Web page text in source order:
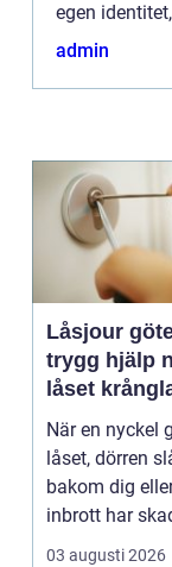
egen
borde ställa
admin
Låsjour
trygg hjälp
låset
När en nyckel
låset, dörren
bakom dig
inbrott har
och karm,...
03 augusti 2026